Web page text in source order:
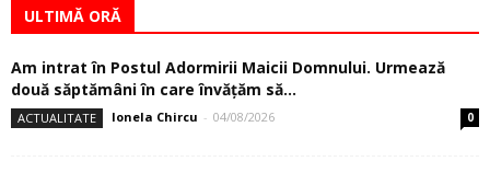
ULTIMĂ ORĂ
Am intrat în Postul Adormirii Maicii Domnului. Urmează
două săptămâni în care învăţăm să...
ACTUALITATE Ionela Chircu - 04/08/2026 0